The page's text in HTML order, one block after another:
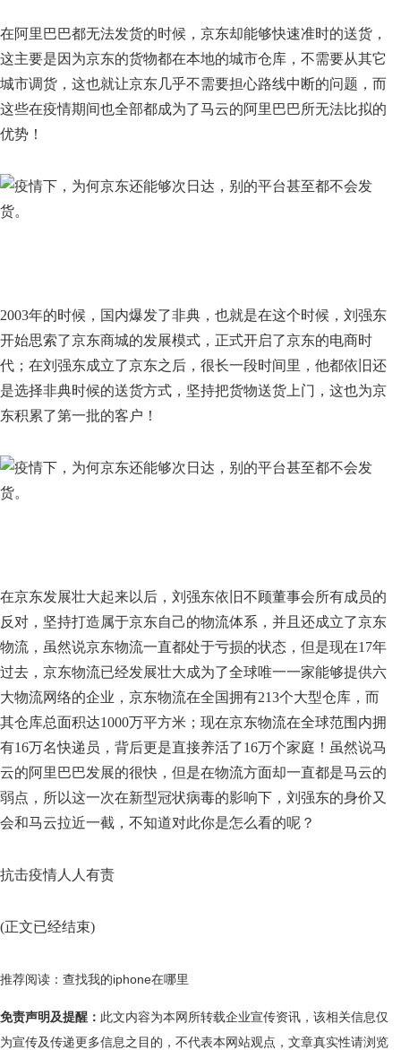
在阿里巴巴都无法发货的时候，京东却能够快速准时的送货，
这主要是因为京东的货物都在本地的城市仓库，不需要从其它
城市调货，这也就让京东几乎不需要担心路线中断的问题，而
这些在疫情期间也全部都成为了马云的阿里巴巴所无法比拟的
优势！
2003年的时候，国内爆发了非典，也就是在这个时候，刘强东
开始思索了京东商城的发展模式，正式开启了京东的电商时
代；在刘强东成立了京东之后，很长一段时间里，他都依旧还
是选择非典时候的送货方式，坚持把货物送货上门，这也为京
东积累了第一批的客户！
在京东发展壮大起来以后，刘强东依旧不顾董事会所有成员的
反对，坚持打造属于京东自己的物流体系，并且还成立了京东
物流，虽然说京东物流一直都处于亏损的状态，但是现在17年
过去，京东物流已经发展壮大成为了全球唯一一家能够提供六
大物流网络的企业，京东物流在全国拥有213个大型仓库，而
其仓库总面积达1000万平方米；现在京东物流在全球范围内拥
有16万名快递员，背后更是直接养活了16万个家庭！虽然说马
云的阿里巴巴发展的很快，但是在物流方面却一直都是马云的
弱点，所以这一次在新型冠状病毒的影响下，刘强东的身价又
会和马云拉近一截，不知道对此你是怎么看的呢？
抗击疫情人人有责
(正文已经结束)
推荐阅读： 查找我的iphone在哪里
免责声明及提醒： 此文内容为本网所转载企业宣传资讯，该相关信息仅
为宣传及传递更多信息之目的，不代表本网站观点，文章真实性请浏览